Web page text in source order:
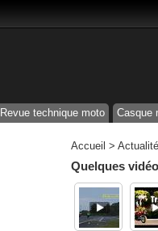
Revue technique moto Casque
Accueil >
Quelques